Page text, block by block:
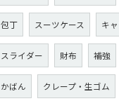
包丁 スーツケース キ
スライダー 財布 補強
かばん クレープ・生ゴム